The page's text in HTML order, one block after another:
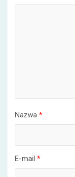
Nazwa *
E-mail *